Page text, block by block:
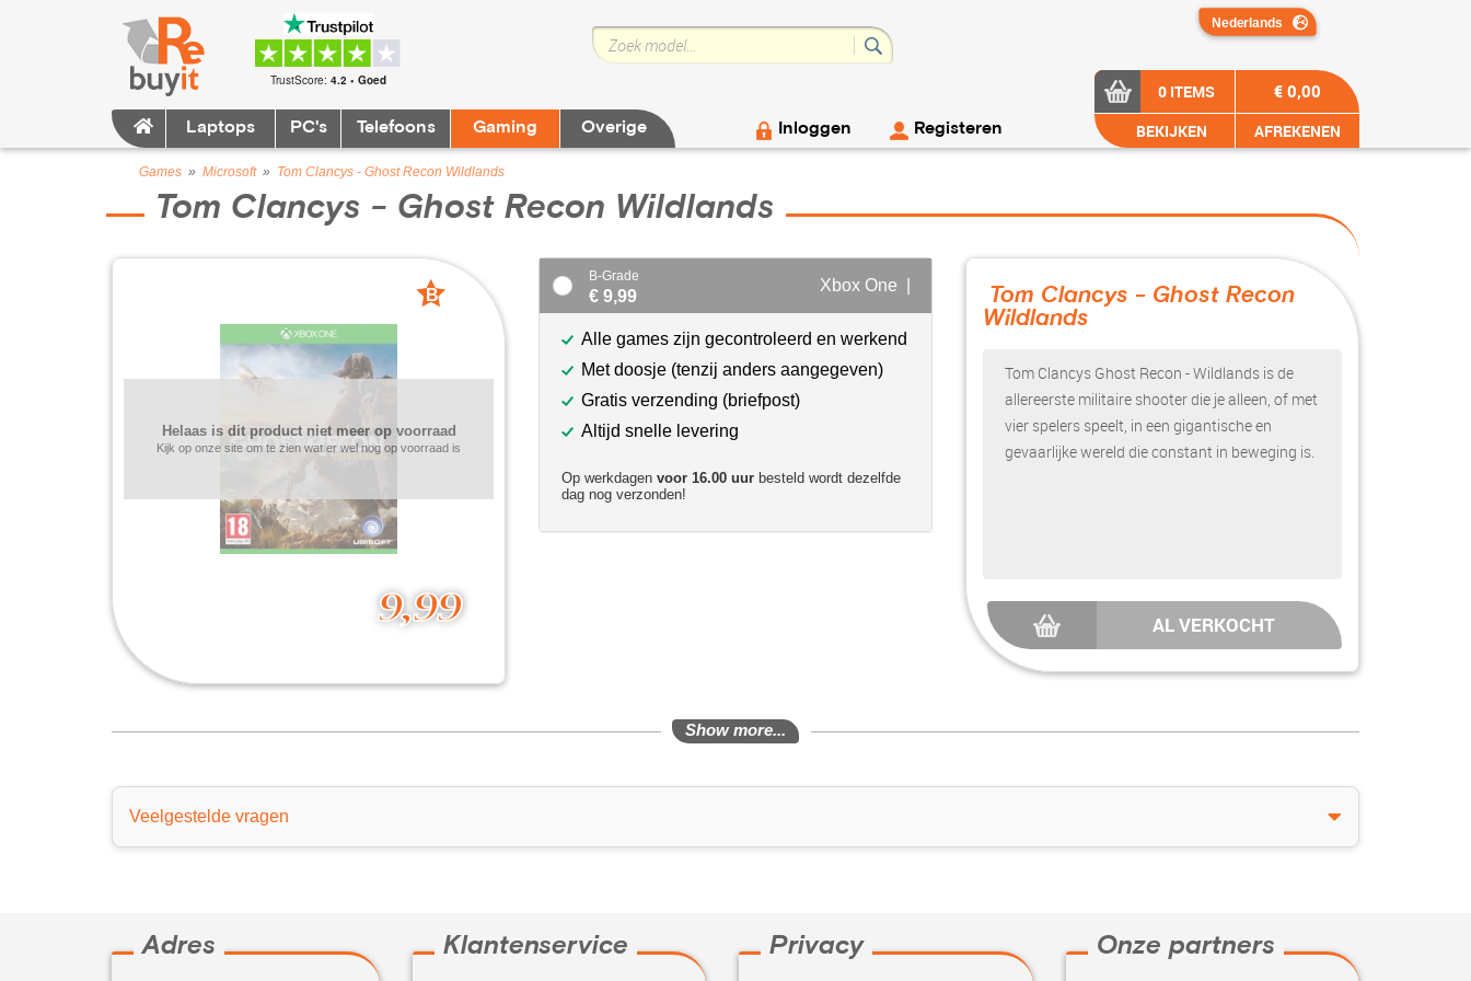
TrustScore: 4.2 • Goed
Laptops PC's Telefoons Gaming Overige Inloggen Registeren
0 ITEMS
BEKIJKEN
€ 0,00
AFREKENEN
Games » Microsoft» Tom Clancys - Ghost Recon Wildlands
Tom Clancys - Ghost Recon Wildlands
9,99
Helaas is dit product niet meer op voorraad
Kijk op onze site om te zien wat er wel nog op voorraad is
B
B-Grade
€ 9,99
Xbox One |
Alle games zijn gecontroleerd en werkend
Met doosje (tenzij anders aangegeven)
Gratis verzending (briefpost)
Altijd snelle levering
Op werkdagen voor 16.00 uur besteld wordt dezelfde
dag nog verzonden!
Tom Clancys - Ghost Recon
Wildlands
Tom Clancys Ghost Recon - Wildlands is de
allereerste militaire shooter die je alleen, of met
vier spelers speelt, in een gigantische en
gevaarlijke wereld die constant in beweging is.
AL VERKOCHT
Show more...
Veelgestelde vragen
Adres Klantenservice Privacy Onze partners